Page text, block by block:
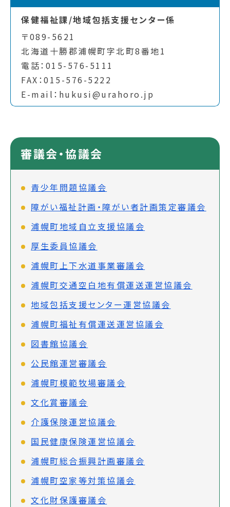
保健福祉課/地域包括支援センター係
〒089-5621
北海道十勝郡浦幌町字北町8番地1
電話：015-576-5111
FAX：015-576-5222
E-mail：hukusi@urahoro.jp
審議会・協議会
青少年問題協議会
障がい福祉計画・障がい者計画策定審議会
浦幌町地域自立支援協議会
厚生委員協議会
浦幌町上下水道事業審議会
浦幌町交通空白地有償運送運営協議会
地域包括支援センター運営協議会
浦幌町福祉有償運送運営協議会
図書館協議会
公民館運営審議会
浦幌町模範牧場審議会
文化賞審議会
介護保険運営協議会
国民健康保険運営協議会
浦幌町総合振興計画審議会
浦幌町空家等対策協議会
文化財保護審議会